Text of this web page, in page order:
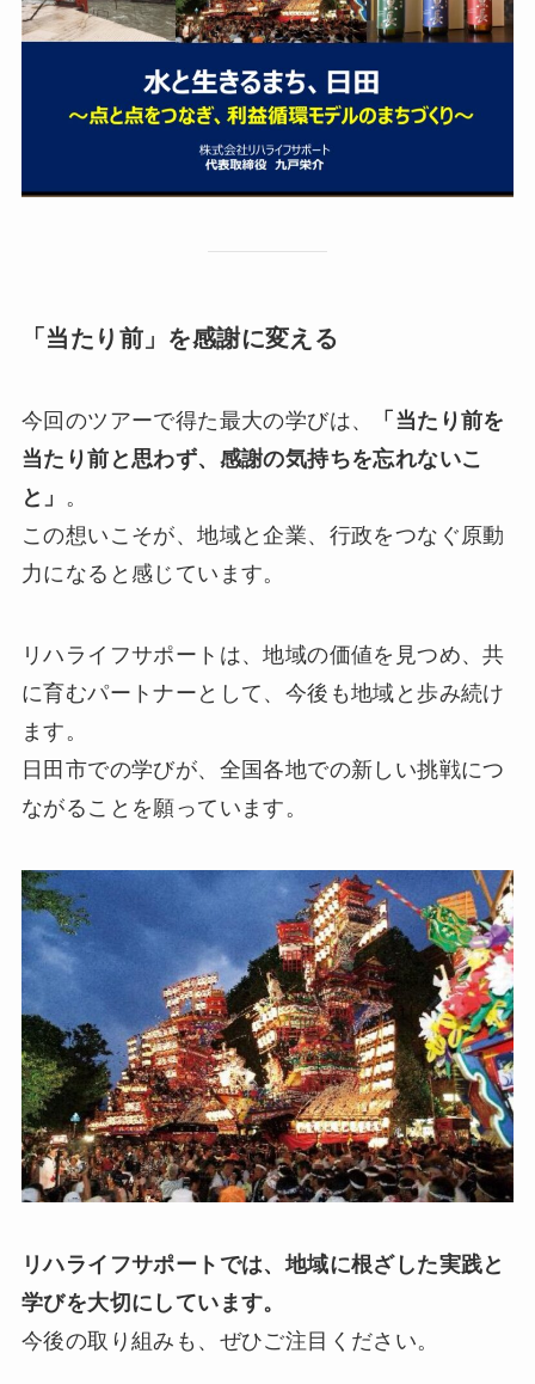
「当たり前」を感謝に変える
今回のツアーで得た最大の学びは、
「当たり前を
当たり前と思わず、感謝の気持ちを忘れないこ
と」 。
この想いこそが、地域と企業、行政をつなぐ原動
力になると感じています。
リハライフサポートは、地域の価値を見つめ、共
に育むパートナーとして、今後も地域と歩み続け
ます。
日田市での学びが、全国各地での新しい挑戦につ
ながることを願っています。
リハライフサポートでは、地域に根ざした実践と
学びを大切にしています。
今後の取り組みも、ぜひご注目ください。